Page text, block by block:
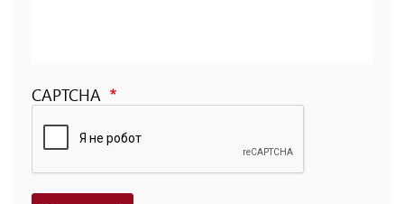
CAPTCHA